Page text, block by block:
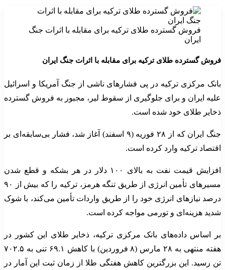
فروش گسترده طلای ترکیه برای مقابله با اثرات جنگ
ایران
فروش گسترده طلای ترکیه برای مقابله با اثرات جنگ ایران
بانک مرکزی ترکیه در پی فشارهای ناشی از جنگ آمریکا و اسرائیل
علیه ایران و برای جلوگیری از سقوط لیر، مجبور به فروش گسترده
ذخایر طلای خود شده است.
جنگ ایران که از ۲۸ فوریه (۹ اسفند) آغاز شد، فشار بی‌سابقه‌ای بر
اقتصاد ترکیه وارد کرده است.
افزایش قیمت نفت به بالای ۱۰۰ دلار در هر بشکه و قطع شدن
مسیرهای تأمین انرژی از طریق تنگه هرمز، ترکیه را که بیش از ۹۰
درصد نیازهای انرژی خود را از طریق واردات تأمین می‌کند، با شوک
شدید هزینه‌ای و تورمی مواجه کرده است.
بر اساس داده‌های بانک مرکزی ترکیه، ذخایر طلای این کشور در
هفته منتهی به ۲۸ مارس (۸ فروردین) با کاهش ۶۹.۱ تنی به ۷۰۲.۵
تن رسید. این بزرگترین کاهش هفتگی طلا از زمان ثبت این آمار در